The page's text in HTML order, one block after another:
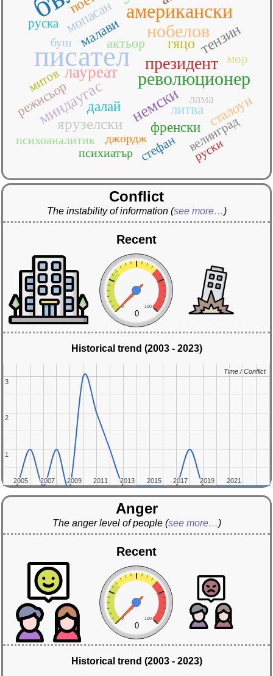
писател
американски
нобелов
революционер
президент
лауреат
немски
миндаугас
тензин
ярузелски
гяцо
далай литва
малави
мопасан
сталоун
френски
актьор
режисьор
велинград
лама
митов
мор
руска
стефан
буш
джордж
психиатър
психоаналитик руски
Conflict
The instability of information (see more…)
Recent
0 100
0
Historical trend (2003 - 2023)
2005
2005 2007
2007 2009
2009 2011
2011 2013
2013 2015
2015 2017
2017 2019
2019 2021
2021
1
1
2
2
3
3
Time / Conflict
Time / Conflict
Anger
The anger level of people (see more…)
Recent
0 100
0
Historical trend (2003 - 2023)